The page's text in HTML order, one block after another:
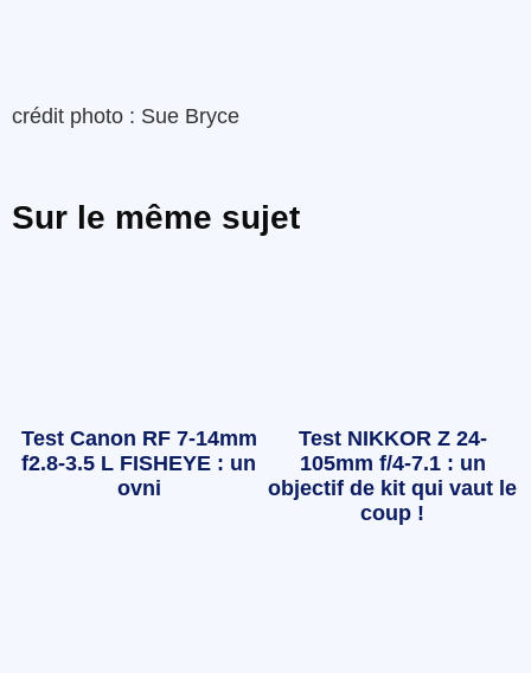
crédit photo : Sue Bryce
Sur le même sujet
Test Canon RF 7-14mm
f2.8-3.5 L FISHEYE : un
ovni
Test NIKKOR Z 24-
105mm f/4-7.1 : un
objectif de kit qui vaut le
coup !